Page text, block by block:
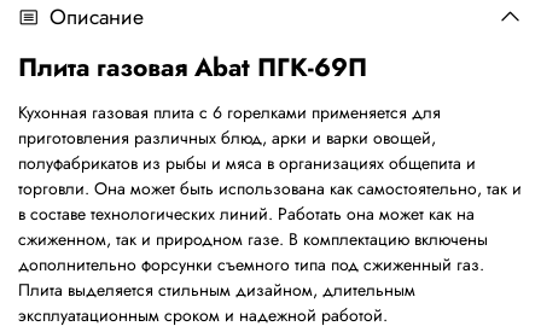
Описание
Плита газовая Abat ПГК-69П
Кухонная газовая плита с 6 горелками применяется для
приготовления различных блюд, арки и варки овощей,
полуфабрикатов из рыбы и мяса в организациях общепита и
торговли. Она может быть использована как самостоятельно, так и
в составе технологических линий. Работать она может как на
сжиженном, так и природном газе. В комплектацию включены
дополнительно форсунки съемного типа под сжиженный газ.
Плита выделяется стильным дизайном, длительным
эксплуатационным сроком и надежной работой.